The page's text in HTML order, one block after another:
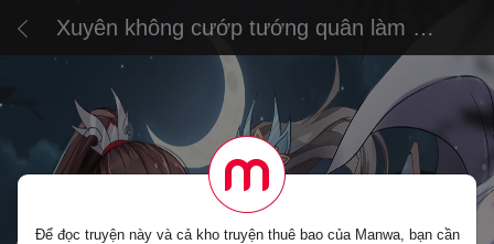
Xuyên không cướp tướng quân làm áp
trại phu quân
Để đọc truyện này và cả kho truyện thuê bao của Manwa, bạn cần